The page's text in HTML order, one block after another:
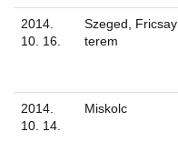
2014.
10. 16.
Szeged, Fricsay
terem
2014.
10. 14.
Miskolc